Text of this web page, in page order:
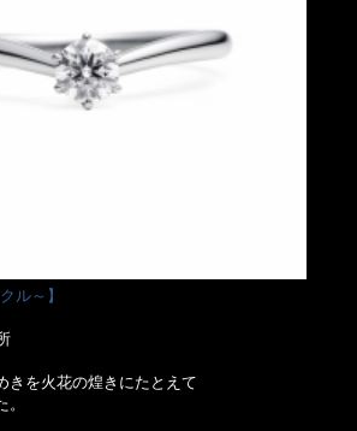
ル～】
きを火花の煌きにたとえて